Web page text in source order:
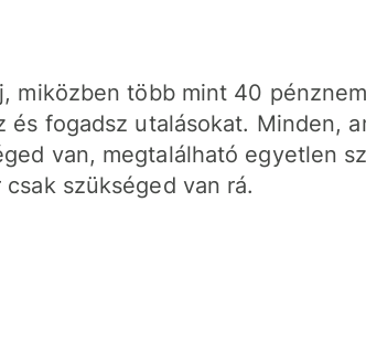
miközben több mint 40
és fogadsz utalásokat. Minden,
van, megtalálható egyetlen
csak szükséged van rá.